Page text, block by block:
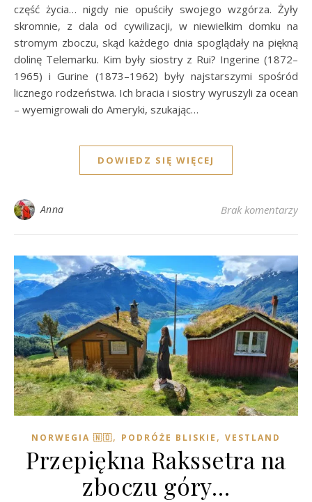
część życia… nigdy nie opuściły swojego wzgórza. Żyły
skromnie, z dala od cywilizacji, w niewielkim domku na
stromym zboczu, skąd każdego dnia spoglądały na piękną
dolinę Telemarku. Kim były siostry z Rui? Ingerine (1872–
1965) i Gurine (1873–1962) były najstarszymi spośród
licznego rodzeństwa. Ich bracia i siostry wyruszyli za ocean
– wyemigrowali do Ameryki, szukając…
DOWIEDZ SIĘ WIĘCEJ
Anna Brak komentarzy
NORWEGIA 🇳🇴, PODRÓŻE BLISKIE , VESTLAND
Przepiękna Rakssetra na
zboczu góry…